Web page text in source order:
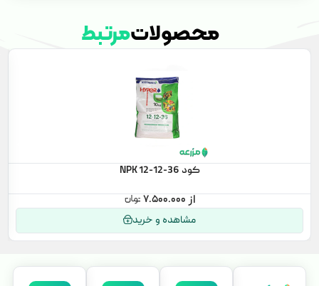
محصولاتمرتبط
کود NPK 12-12-36
۷.۵۰۰.۰۰۰
مشاهده و خرید